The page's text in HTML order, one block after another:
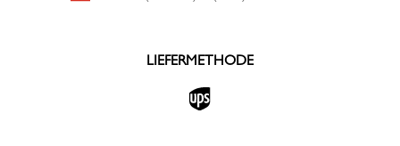
LIEFERMETHODE